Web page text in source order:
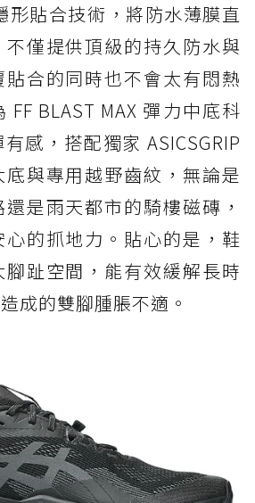
形貼合技術，將防水薄膜直
僅提供頂級的持久防水與
合的同時也不會太有悶熱
BLAST MAX 彈力中底科
感，搭配獨家 ASICSGRIP
與專用越野齒紋，無論是
是雨天都市的騎樓磁磚，
的抓地力。貼心的是，鞋
趾空間，能有效緩解長時
成的雙腳腫脹不適。